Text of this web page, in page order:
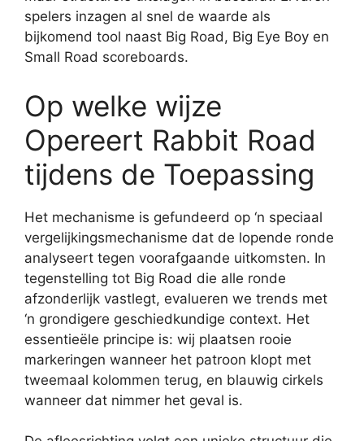
spelers inzagen al snel de waarde als
bijkomend tool naast Big Road, Big Eye Boy en
Small Road scoreboards.
Op welke wijze
Opereert Rabbit Road
tijdens de Toepassing
Het mechanisme is gefundeerd op ‘n speciaal
vergelijkingsmechanisme dat de lopende ronde
analyseert tegen voorafgaande uitkomsten. In
tegenstelling tot Big Road die alle ronde
afzonderlijk vastlegt, evalueren we trends met
‘n grondigere geschiedkundige context. Het
essentieële principe is: wij plaatsen rooie
markeringen wanneer het patroon klopt met
tweemaal kolommen terug, en blauwig cirkels
wanneer dat nimmer het geval is.